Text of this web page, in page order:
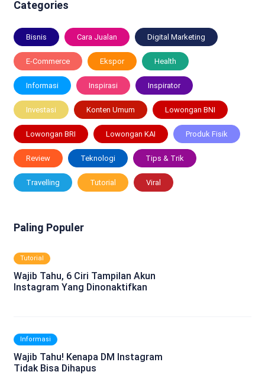
Categories
Bisnis Cara Jualan Digital Marketing
E-Commerce Ekspor Health
Informasi Inspirasi Inspirator
Investasi Konten Umum Lowongan BNI
Lowongan BRI Lowongan KAI Produk Fisik
Review Teknologi Tips & Trik
Travelling Tutorial Viral
Paling Populer
Tutorial
Wajib Tahu, 6 Ciri Tampilan Akun
Instagram Yang Dinonaktifkan
Informasi
Wajib Tahu! Kenapa DM Instagram
Tidak Bisa Dihapus